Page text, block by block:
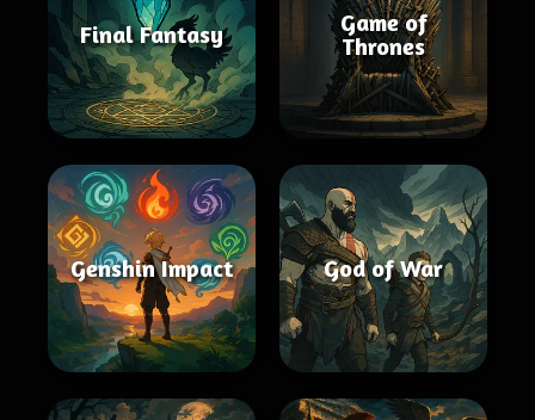
Final Fantasy
Game of
Thrones
Genshin Impact God of War